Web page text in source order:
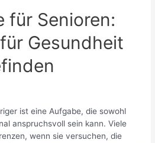
für Senioren:
Gesundheit
ist eine Aufgabe, die sowohl
anspruchsvoll sein kann. Viele
wenn sie versuchen, die